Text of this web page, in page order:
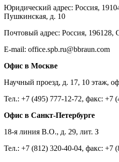
Юридический адрес: Россия,
Пушкинская, д. 10
Почтовый адрес: Россия, 196128,
E-mail: office.spb.ru@bbraun.com
Офис в Москве
Научный проезд, д. 17, 10 этаж,
Тел.: +7 (495) 777-12-72, факс: +7
Офис в Санкт-Петербурге
18-я линия В.О., д. 29, лит. З
Тел.: +7 (812) 320-40-04, факс: +7